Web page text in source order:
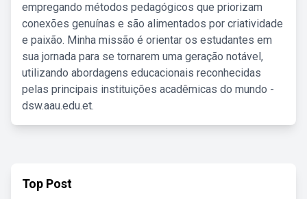
empregando métodos pedagógicos que priorizam
conexões genuínas e são alimentados por criatividade
e paixão. Minha missão é orientar os estudantes em
sua jornada para se tornarem uma geração notável,
utilizando abordagens educacionais reconhecidas
pelas principais instituições acadêmicas do mundo -
dsw.aau.edu.et.
Top Post